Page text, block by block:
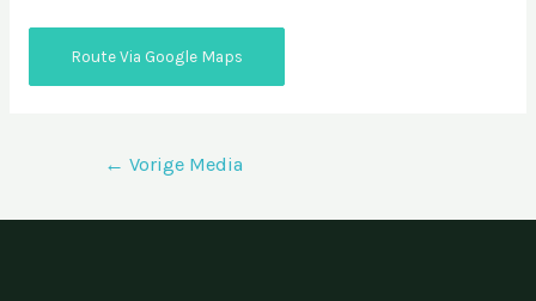
Route Via Google Maps
Bericht
← Vorige Media